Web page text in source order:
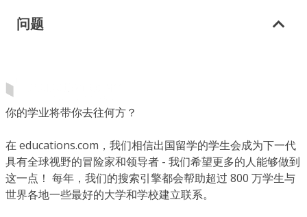
问题
你的学业将带你去往何方？
在 educations.com，我们相信出国留学的学生会成为下一代
具有全球视野的冒险家和领导者 - 我们希望更多的人能够做到
这一点！ 每年，我们的搜索引擎都会帮助超过 800 万学生与
世界各地一些最好的大学和学校建立联系。